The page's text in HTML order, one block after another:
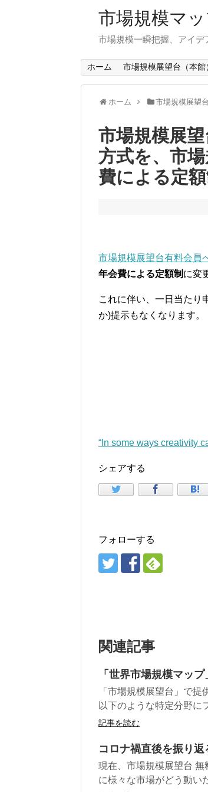
市場規模マ
市場規模一瞬把握、アイデ
ホーム 市場規模展望台（本館
ホーム 市場規模展望台
市場規模展
方式を、市
費による定
市場規模展望台有料会員
年会費による定額制 に変
これに伴い、一日当たり
か)提示もなくなります。
“In some ways creativity
シェアする
フォローする
関連記事
「世界市場規模マッ
「市場規模展望台」で
以下のような特定分野に
記事を読む
コロナ禍直後を振り
現在、市場規模展望台 無
に様々な市場がどう動い